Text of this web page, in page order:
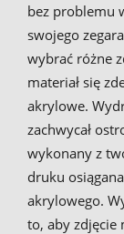
bez problemu
swojego
wybrać różne
materiał się
akrylowe.
zachwycał
wykonany z
druku
akrylowego.
to, aby zdjęcie